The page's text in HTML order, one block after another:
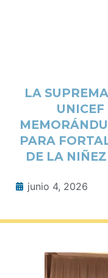
LA
PARA
DE LA
junio 4, 2026